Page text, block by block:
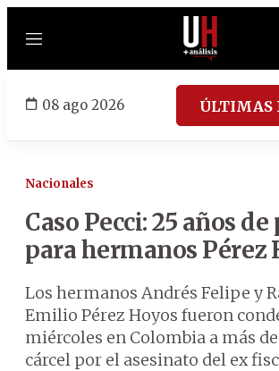
Menú
08 ago 2026 ÚLTIMAS
Nacionales
Caso Pecci: 25 años
para hermanos Pérez
Los hermanos Andrés Felipe y
Emilio Pérez Hoyos fueron
miércoles en Colombia a más
cárcel por el asesinato del ex